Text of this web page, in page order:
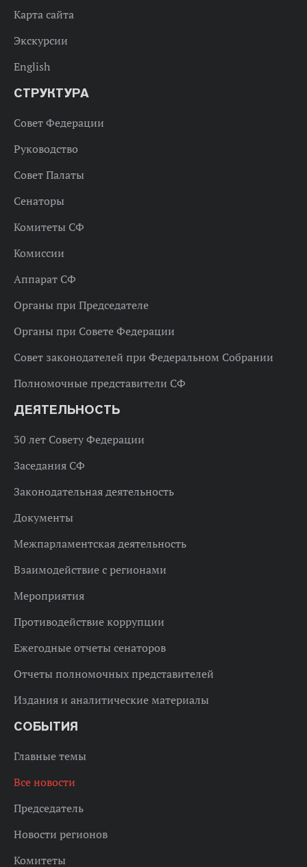
Карта сайта
Экскурсии
English
СТРУКТУРА
Совет Федерации
Руководство
Совет Палаты
Сенаторы
Комитеты СФ
Комиссии
Аппарат СФ
Органы при Председателе
Органы при Совете Федерации
Совет законодателей при Федеральном Собрании
Полномочные представители СФ
ДЕЯТЕЛЬНОСТЬ
30 лет Совету Федерации
Заседания СФ
Законодательная деятельность
Документы
Межпарламентская деятельность
Взаимодействие с регионами
Мероприятия
Противодействие коррупции
Ежегодные отчеты сенаторов
Отчеты полномочных представителей
Издания и аналитические материалы
СОБЫТИЯ
Главные темы
Все новости
Председатель
Новости регионов
Комитеты